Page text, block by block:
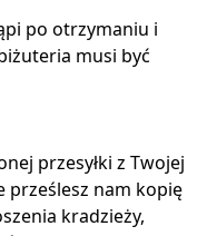
po otrzymaniu i
musi być
przesyłki z Twojej
prześlesz nam kopię
kradzieży,